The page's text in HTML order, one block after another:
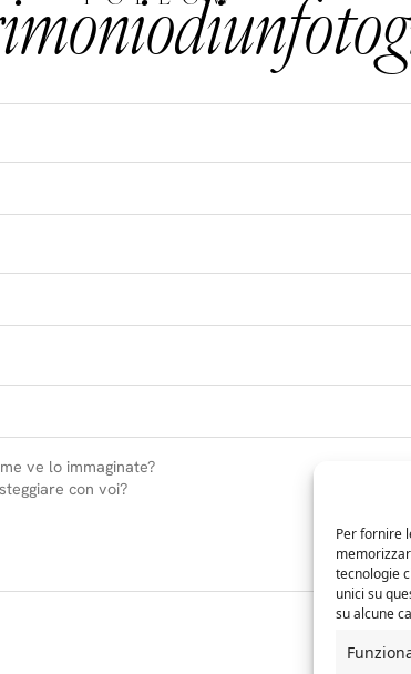
Per fornire
tecnologie
unici su
su alcune